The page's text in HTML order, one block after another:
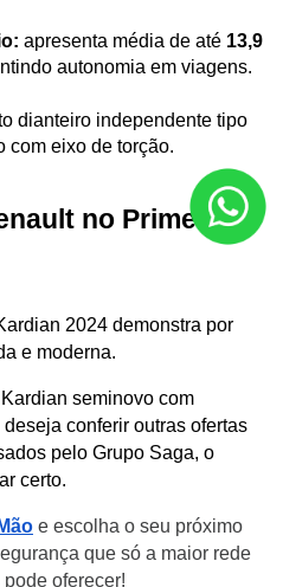
apresenta média de até 13,9
autonomia em viagens.
dianteiro independente tipo
com eixo de torção.
no Primeira
2024 demonstra por
e moderna.
seminovo com
conferir outras ofertas
pelo Grupo Saga, o
certo.
e escolha o seu próximo
que só a maior rede
oferecer!